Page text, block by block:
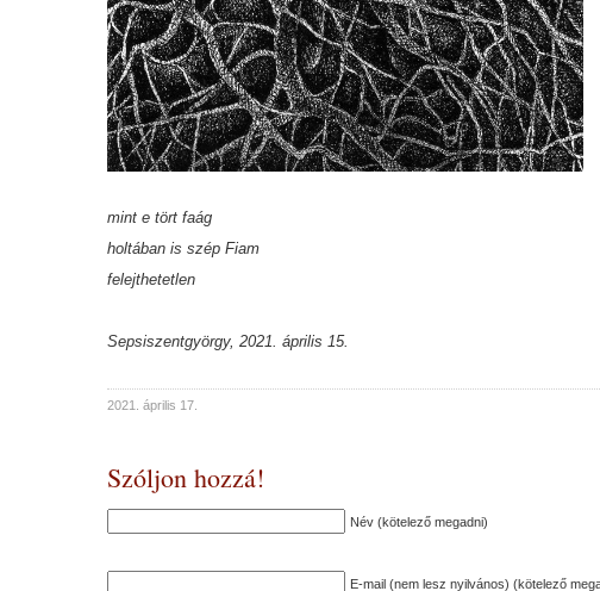
mint e tört faág
holtában is szép Fiam
felejthetetlen
Sepsiszentgyörgy, 2021. április 15.
2021. április 17.
Szóljon hozzá!
Név (kötelező megadni)
E-mail (nem lesz nyilvános) (kötelező